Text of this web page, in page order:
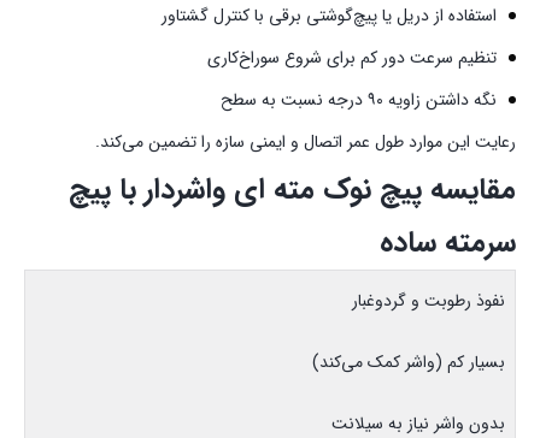
استفاده از دریل یا پیچ‌گوشتی برقی با کنترل گشتاور
تنظیم سرعت دور کم برای شروع سوراخ‌کاری
نگه داشتن زاویه ۹۰ درجه نسبت به سطح
رعایت این موارد طول عمر اتصال و ایمنی سازه را تضمین می‌کند.
مقایسه پیچ نوک مته ای واشردار با پیچ
سرمته ساده
نفوذ رطوبت و گردوغبار
بسیار کم (واشر کمک می‌کند)
بدون واشر نیاز به سیلانت